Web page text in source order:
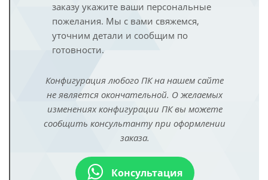
заказу укажите ваши персональные
пожелания. Мы с вами свяжемся,
уточним детали и сообщим по
готовности.
Конфигурация любого ПК на нашем сайте
не является окончательной. О желаемых
изменениях конфигурации ПК вы можете
сообщить консультанту при оформлении
заказа.
Консультация